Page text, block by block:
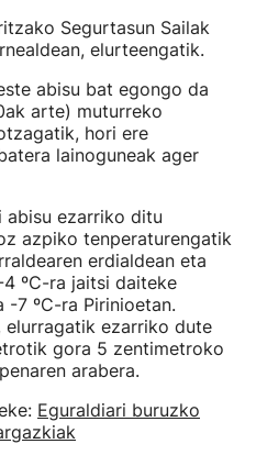
Segurtasun Sailak
elurteengatik.
abisu bat egongo da
arte) muturreko
hori ere
lainoguneak ager
abisu ezarriko ditu
azpiko tenperaturengatik
erdialdean eta
ºC-ra jaitsi daiteke
-7 ºC-ra Pirinioetan.
elurragatik ezarriko dute
gora 5 zentimetroko
arabera.
Eguraldiari buruzko